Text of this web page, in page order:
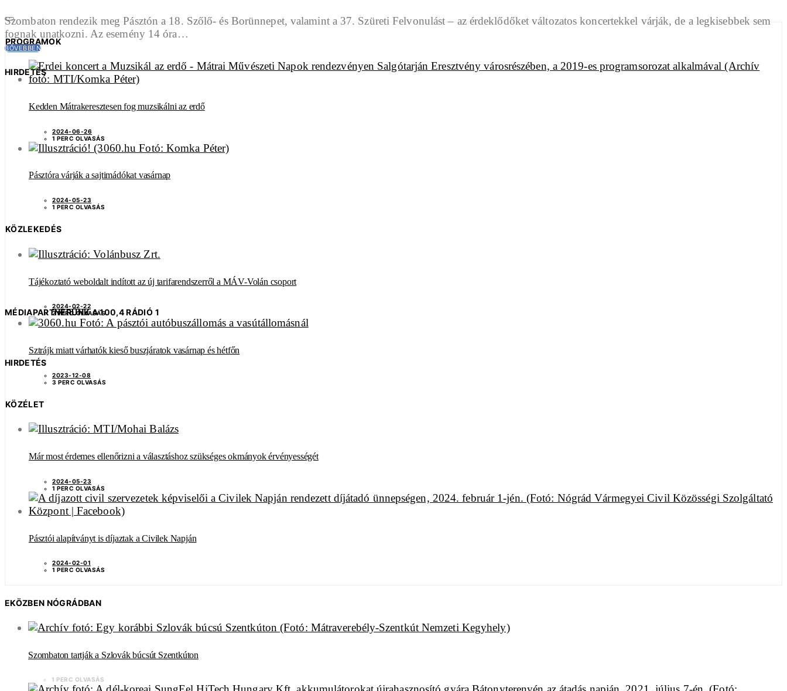
PROGRAMOK
Kedden Mátrakeresztesen fog muzsikálni az erdő
2024-06-26
1 PERC OLVASÁS
Pásztóra várják a sajtimádókat vasárnap
2024-05-23
1 PERC OLVASÁS
KÖZLEKEDÉS
Tájékoztató weboldalt indított az új tarifarendszerről a MÁV-Volán csoport
2024-02-22
2 PERC OLVASÁS
Sztrájk miatt várhatók kieső buszjáratok vasárnap és hétfőn
2023-12-08
3 PERC OLVASÁS
KÖZÉLET
Már most érdemes ellenőrizni a választáshoz szükséges okmányok érvényességét
2024-05-23
1 PERC OLVASÁS
Pásztói alapítványt is díjaztak a Civilek Napján
2024-02-01
1 PERC OLVASÁS
Szombaton rendezik meg Pásztón a 18. Szőlő- és Borünnepet, valamint a 37. Szüreti Felvonulást – az érdeklődőket változatos koncertekkel várják, de a legkisebbek sem
fognak unatkozni. Az esemény 14 óra…
BŐVEBBEN
HIRDETÉS
MÉDIAPARTNERÜNK A 100,4 RÁDIÓ 1
HIRDETÉS
EKÖZBEN NÓGRÁDBAN
Szombaton tartják a Szlovák búcsút Szentkúton
1 PERC OLVASÁS